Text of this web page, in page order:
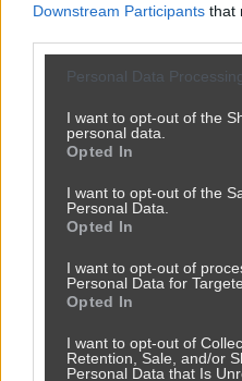
Downstream Participants that
Personal Data
I want to opt-out of the
personal data.
Opted In
I want to opt-out of the
Personal Data.
Opted In
I want to opt-out of
Personal Data for
Opted In
I want to opt-out of
Retention, Sale, and/or
Personal Data that Is
Powinna do pakietu być
2450 9